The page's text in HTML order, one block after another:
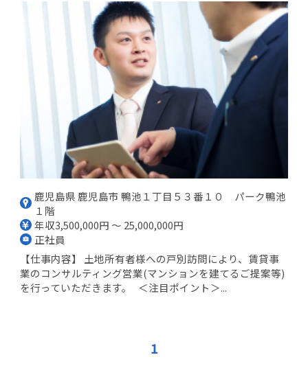
鹿児島県 鹿児島市 鴨池１丁目５３番１０ パーク鴨池
１階
年収3,500,000円 ～ 25,000,000円
正社員
【仕事内容】 土地所有者様への戸別訪問により、賃貸事
業のコンサルティング営業(マンションを建てるご提案等)
を行っていただきます。 ＜注目ポイント＞...
1